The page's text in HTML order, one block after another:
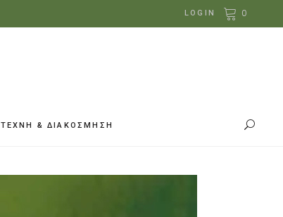
LOGIN 0
ΤΕΧΝΗ & ΔΙΑΚΟΣΜΗΣΗ